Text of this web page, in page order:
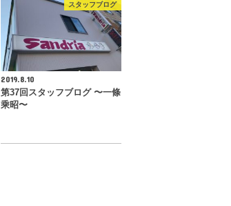
スタッフブログ
2019.8.10
第37回スタッフブログ 〜一條
乘昭〜